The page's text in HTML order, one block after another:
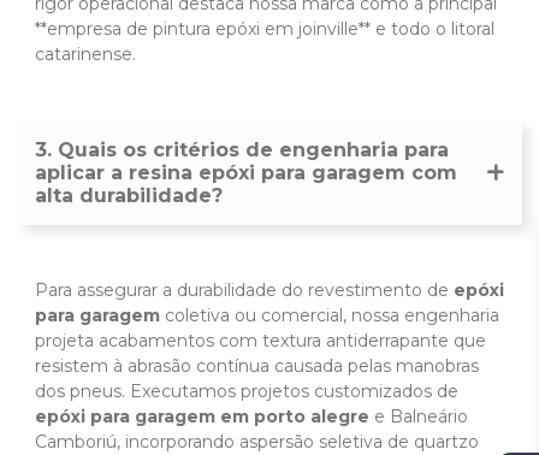
**empresa de pintura epóxi em joinville** e todo o litoral
catarinense.
3. Quais os critérios de engenharia para
aplicar a resina epóxi para garagem com
alta durabilidade?
Para assegurar a durabilidade do revestimento de epóxi
para garagem coletiva ou comercial, nossa engenharia
projeta acabamentos com textura antiderrapante que
resistem à abrasão contínua causada pelas manobras
dos pneus. Executamos projetos customizados de
epóxi para garagem em porto alegre e Balneário
Camboriú, incorporando aspersão seletiva de quartzo